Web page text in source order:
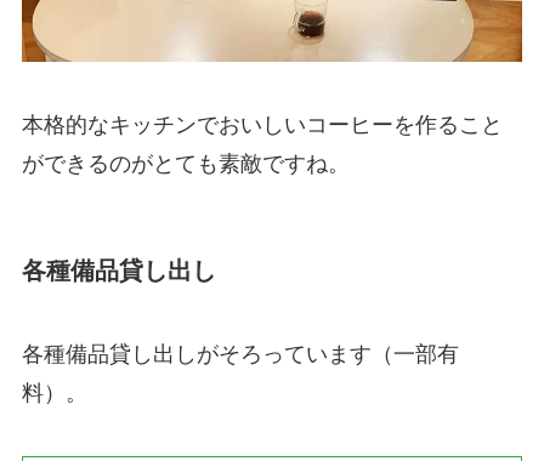
本格的なキッチンでおいしいコーヒーを作ること
ができるのがとても素敵ですね。
各種備品貸し出し
各種備品貸し出しがそろっています（一部有
料）。